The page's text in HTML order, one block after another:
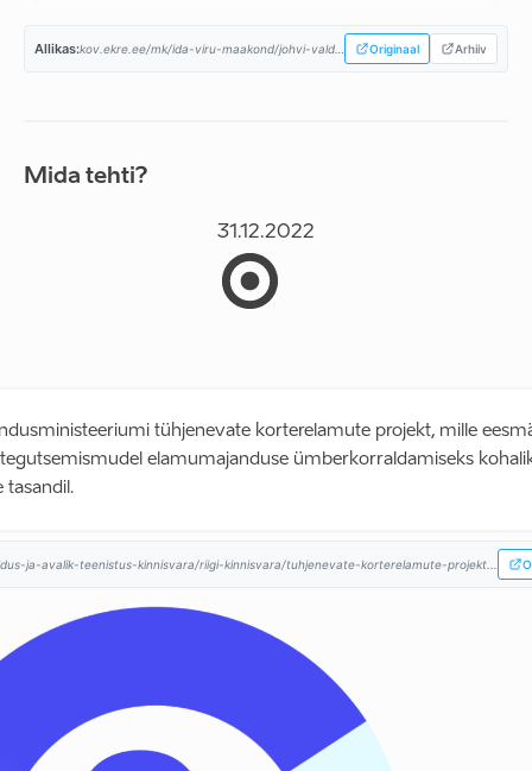
Allikas: Originaal Arhiiv
Mida tehti?
31.12.2022
tühjenevate korterelamute projekt, mille
elamumajanduse ümberkorraldamiseks
tasandil.
ja-avalik-teenistus-kinnisvara/riigi-kinnisvara/tuhjenevate-korterelamute-projekt...